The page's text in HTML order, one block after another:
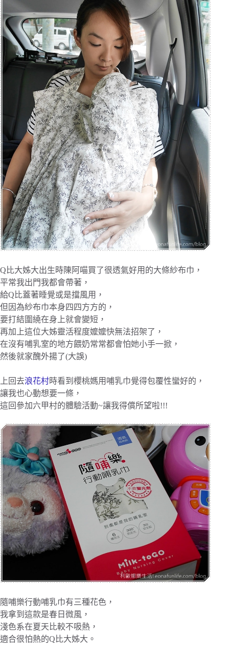
Q比大姊大出生時陳阿喵買了很透氣好用的大條紗布巾，
平常我出門我都會帶著，
給Q比蓋著睡覺或是擋風用，
但因為紗布巾本身四四方方的，
要打結圍繞在身上就會變短，
再加上這位大姊靈活程度嬤嬤快無法招架了，
在沒有哺乳室的地方餵奶常常都會怕她小手一掀，
然後就家醜外揚了(大誤)
上回去浪花村時看到櫻桃媽用哺乳巾覺得包覆性蠻好的，
讓我也心動想要一條，
這回參加六甲村的體驗活動~讓我得償所望啦!!!
隨哺樂行動哺乳巾有三種花色，
我拿到這款是春日微風，
淺色系在夏天比較不吸熱，
適合很怕熱的Q比大姊大。